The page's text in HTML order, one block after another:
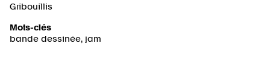
Gribouillis
Mots-clés
bande dessinée, jam